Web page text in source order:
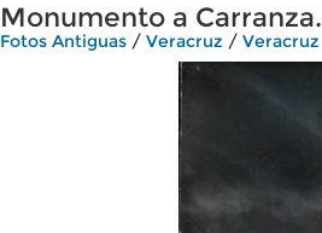
Monumento a Carranza.
Fotos Antiguas / Veracruz / Veracruz